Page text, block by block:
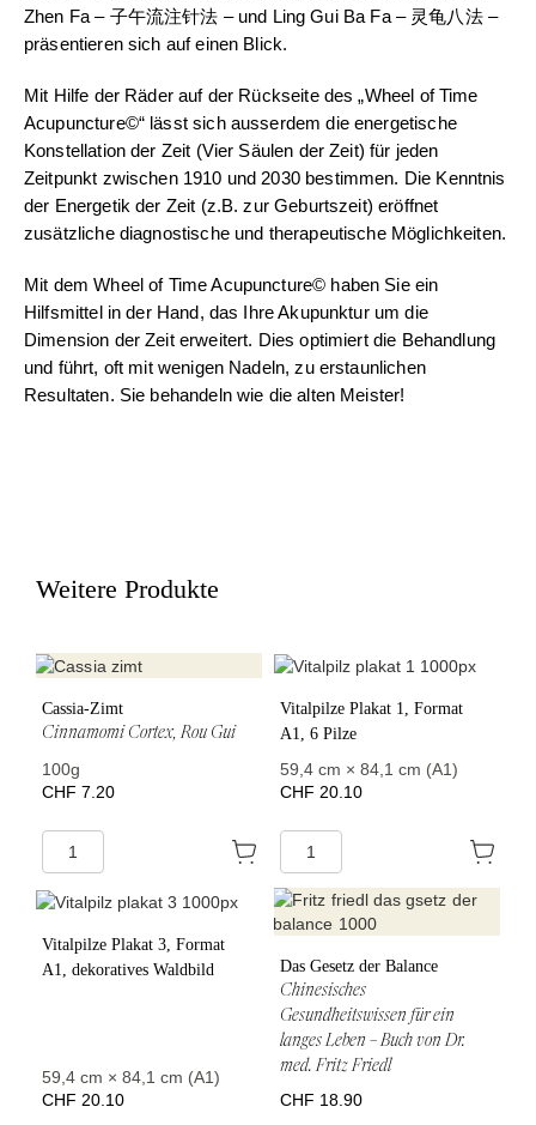
Zhen Fa – 子午流注针法 – und Ling Gui Ba Fa – 灵龟八法 –
präsentieren sich auf einen Blick.
Mit Hilfe der Räder auf der Rückseite des „Wheel of Time
Acupuncture©“ lässt sich ausserdem die energetische
Konstellation der Zeit (Vier Säulen der Zeit) für jeden
Zeitpunkt zwischen 1910 und 2030 bestimmen. Die Kenntnis
der Energetik der Zeit (z.B. zur Geburtszeit) eröffnet
zusätzliche diagnostische und therapeutische Möglichkeiten.
Mit dem Wheel of Time Acupuncture© haben Sie ein
Hilfsmittel in der Hand, das Ihre Akupunktur um die
Dimension der Zeit erweitert. Dies optimiert die Behandlung
und führt, oft mit wenigen Nadeln, zu erstaunlichen
Resultaten. Sie behandeln wie die alten Meister!
Weitere Produkte
Cassia-Zimt
Cinnamomi Cortex, Rou Gui
100g
CHF 7.20
Vitalpilze Plakat 1, Format
A1, 6 Pilze
59,4 cm × 84,1 cm (A1)
CHF 20.10
Vitalpilze Plakat 3, Format
A1, dekoratives Waldbild
59,4 cm × 84,1 cm (A1)
CHF 20.10
Das Gesetz der Balance
Chinesisches
Gesundheitswissen für ein
langes Leben – Buch von Dr.
med. Fritz Friedl
CHF 18.90